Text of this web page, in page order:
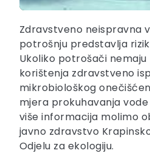
Zdravstveno neispravna
potrošnju predstavlja
Ukoliko potrošači
korištenja zdravstveno
mikrobiološkog
mjera prokuhavanja
više informacija molimo
javno zdravstvo
Odjelu za ekologiju.